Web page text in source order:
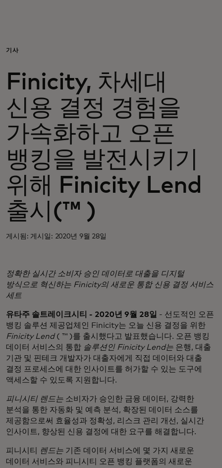
모두를 위한 가치
이노베이터
뉴스 & 인사이트
기사
Finicity, 차세대
신용 결정 경험을
가속화하고 오픈
뱅킹을 발전시키기
위해 Finicity Lend
출시(™ )
게시됨: 게시일: 2020년 9월 28일
정확한 실시간 소비자 승인 데이터로 대출을 디지털
방식으로 혁신하는 Finicity의 새로운 통합 신용 결정 서비스
세트
유타주 솔트레이크시티 - 2020년 9월 28일 - 선도적인 오픈
뱅킹 솔루션 제공업체인 Finicity는 오늘 신용 결정을 위한
Finicity Lend( ™ )를 출시했다고 발표했습니다. 오픈 뱅킹
데이터 서비스의 통합 솔루션인 Finicity Lend는 은행, 대출
기관 및 핀테크 개발자가 대출자에게 직접 데이터와 대출
결정 프로세스에 대한 인사이트를 허가할 수 있는 도구에
액세스할 수 있도록 지원합니다.
피니시티 렌드는 소비자가 승인한 금융 데이터, 강력한
분석을 통한 자동화 및 예측 분석, 확장된 데이터 소스를
제공함으로써 효율성과 정확성, 리스크 관리 개선, 실시간
인사이트, 향상된 신용 결정에 대한 요구를 해결합니다.
피니시티 렌드는 기존 데이터 서비스에 몇 가지 새로운
데이터 서비스와 피니시티 오픈 뱅킹 플랫폼의 새로운